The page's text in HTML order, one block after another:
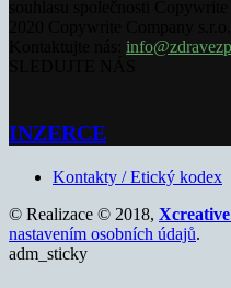
INZERCE
Kontakty / Etický kodex
© Realizace © 2018,
nastavením osobních údajů.
adm_sticky